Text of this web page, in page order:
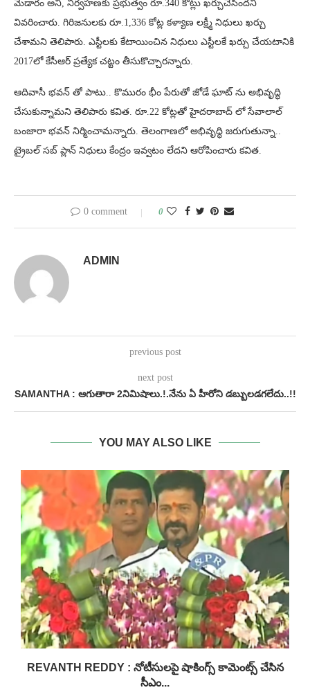
మేడారం అని, నిర్వహణకు ప్రభుత్వం రూ.340 కోట్లు ఖర్చుచేసిందని
వివరించారు. గిరిజనులకు రూ.1,336 కోట్ల కళ్యాణ లక్ష్మీ నిధులు ఖర్చు
చేశామని తెలిపారు. ఎస్టీలకు కేటాయించిన నిధులు ఎస్టీలకే ఖర్చు చేయటానికి
2017లో కేసీఆర్ ప్రత్యేక చట్టం తీసుకొచ్చారన్నారు.
ఆదివాసీ భవన్‌ తో పాటు.. కొమురం భీం పేరుతో జోడే ఘాట్‌ ను అభివృద్ధి
చేసుకున్నామని తెలిపారు కవిత. రూ.22 కోట్లతో హైదరాబాద్‌ లో సేవాలాల్
బంజారా భవన్ నిర్మించామన్నారు. తెలంగాణలో అభివృద్ధి జరుగుతున్నా..
ట్రైబల్ సబ్ ప్లాన్ నిధులు కేంద్రం ఇవ్వటం లేదని ఆరోపించారు కవిత.
0 comment 0
ADMIN
previous post
next post
SAMANTHA : ఆగుతారా 2నిమిషాలు.!.నేను ఏ హీరోని డబ్బులడగలేదు..!!
YOU MAY ALSO LIKE
REVANTH REDDY : నోటీసులపై షాకింగ్స్ కామెంట్స్ చేసిన
సీఎం...